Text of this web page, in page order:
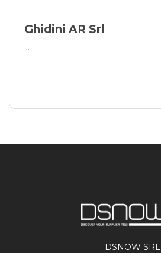
Ghidini AR Srl
...
DSNOW SRL